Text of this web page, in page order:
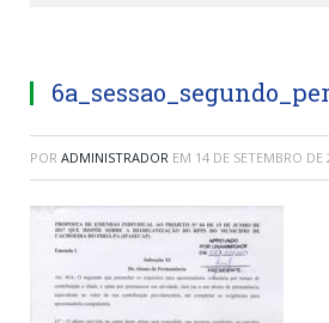
POR ADMINISTRADOR EM 14 DE SETEMBRO DE